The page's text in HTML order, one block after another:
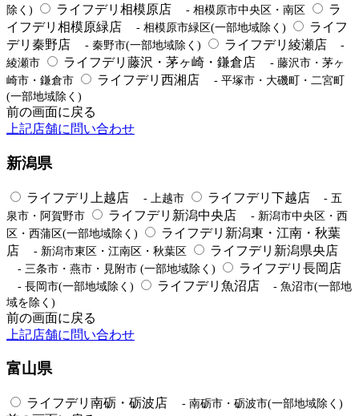
除く)
ライフデリ相模原店 - 相模原市中央区・南区
ラ
イフデリ相模原緑店
- 相模原市緑区(一部地域除く)
ライフ
デリ秦野店
- 秦野市(一部地域除く) ライフデリ綾瀬店
-
綾瀬市
ライフデリ藤沢・茅ヶ崎・鎌倉店
- 藤沢市・茅ヶ
崎市・鎌倉市
ライフデリ西湘店
- 平塚市・大磯町・二宮町
(一部地域除く)
前の画面に戻る
上記店舗に問い合わせ
新潟県
ライフデリ上越店 - 上越市 ライフデリ下越店
- 五
泉市・阿賀野市
ライフデリ新潟中央店
- 新潟市中央区・西
区・西蒲区(一部地域除く)
ライフデリ新潟東・江南・秋葉
店
- 新潟市東区・江南区・秋葉区 ライフデリ新潟県央店
- 三条市・燕市・見附市 (一部地域除く) ライフデリ長岡店
- 長岡市(一部地域除く) ライフデリ魚沼店
- 魚沼市(一部地
域を除く)
前の画面に戻る
上記店舗に問い合わせ
富山県
ライフデリ南砺・砺波店 - 南砺市・砺波市(一部地域除く)